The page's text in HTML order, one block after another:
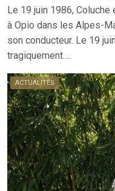
Le 19 juin 1986,
à Opio dans les Alpes-
son conducteur. Le 19
tragiquement….
ACTUALITÉS